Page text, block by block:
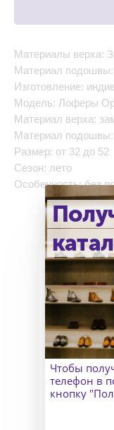
Материалы верха:
Материал подошвы:
Изготовление:
Модель: Лоферы
Материал верха:
Материал подошвы:
Размер: от 32 до 52
Сезон: лето
Особенность: без
В Москве
из других
макеты
Как
Чтобы
телефон в
кнопку